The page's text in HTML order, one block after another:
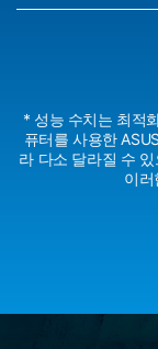
* 성능 수치는 최적
퓨터를 사용한
라 다소 달라질 수
이러